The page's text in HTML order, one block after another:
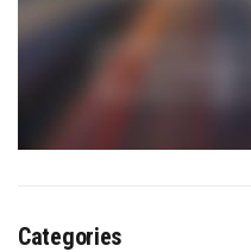
Categories